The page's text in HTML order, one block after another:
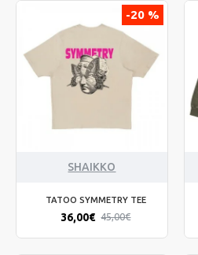
-20 %
SHAIKKO
TATOO SYMMETRY TEE
36,00€ 45,00€